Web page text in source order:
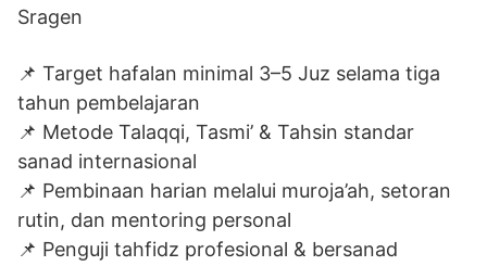
Sragen
📌 Target hafalan minimal 3–5 Juz selama tiga
tahun pembelajaran
📌 Metode Talaqqi, Tasmi’ & Tahsin standar
sanad internasional
📌 Pembinaan harian melalui muroja’ah, setoran
rutin, dan mentoring personal
📌 Penguji tahfidz profesional & bersanad